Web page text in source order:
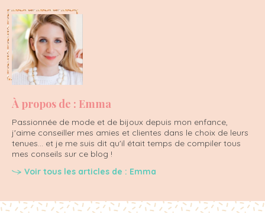
À propos de : Emma
Passionnée de mode et de bijoux depuis mon enfance,
j'aime conseiller mes amies et clientes dans le choix de leurs
tenues... et je me suis dit qu'il était temps de compiler tous
mes conseils sur ce blog !
Voir tous les articles de : Emma